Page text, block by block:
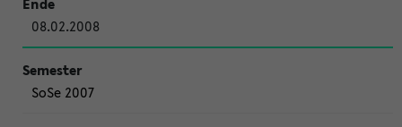
08.02.2008
SoSe 2007